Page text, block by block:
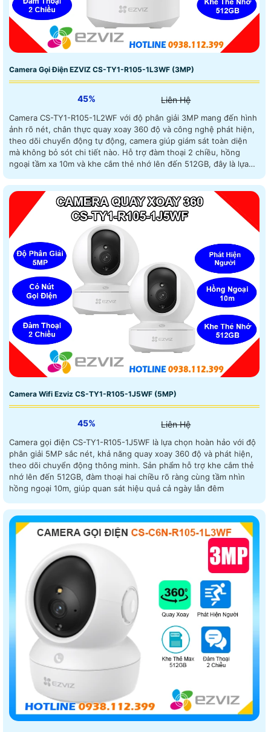
Camera Gọi Điện EZVIZ CS-TY1-R105-1L3WF (3MP)
45% Liên Hệ
Camera CS-TY1-R105-1L2WF với độ phân giải 3MP mang đến hình
ảnh rõ nét, chân thực quay xoay 360 độ và công nghệ phát hiện,
theo dõi chuyển động tự động, camera giúp giám sát toàn diện
mà không bỏ sót chi tiết nào. Hỗ trợ đàm thoại 2 chiều, hồng
ngoại tầm xa 10m và khe cắm thẻ nhớ lên đến 512GB, đây là lựa
Camera Wifi Ezviz CS-TY1-R105-1J5WF (5MP)
45% Liên Hệ
Camera gọi điện CS-TY1-R105-1J5WF là lựa chọn hoàn hảo với độ
phân giải 5MP sắc nét, khả năng quay xoay 360 độ và phát hiện,
theo dõi chuyển động thông minh. Sản phẩm hỗ trợ khe cắm thẻ
nhớ lên đến 512GB, đàm thoại hai chiều rõ ràng cùng tầm nhìn
hồng ngoại 10m, giúp quan sát hiệu quả cả ngày lẫn đêm